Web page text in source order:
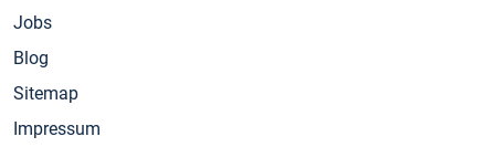
Jobs
Blog
Sitemap
Impressum